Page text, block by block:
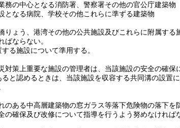
務の中心となる消防署、警察署その他の官公庁建築物
となる病院、学校その他これらに準ずる建築物
りょう、港湾その他の公共施設及びこれらに附属す
ならない。
る施設について準用する。
策上重要な施設の管理者は、当該施設の安全の確保
と認めるときは、当該施設を収容する共同溝の設置に
のある中高層建築物の窓ガラス等落下危険物の落下
確保及び改修について指導を行うよう努めなければ